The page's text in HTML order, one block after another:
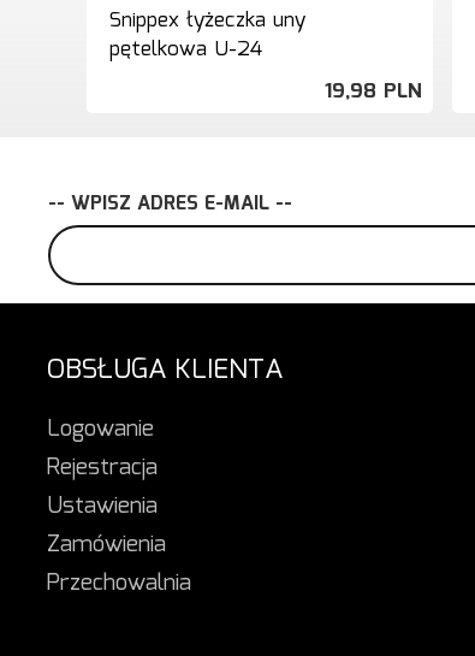
Snippex łyżeczka uny
pętelkowa U-24
19,98 PLN
-- WPISZ ADRES E-MAIL --
OBSŁUGA KLIENTA
Logowanie
Rejestracja
Ustawienia
Zamówienia
Przechowalnia